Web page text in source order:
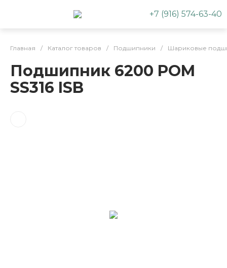
+7 (916) 574-63-40
Главная / Каталог товаров / Подшипники / Шариковые
Подшипник 6200 POM
SS316 ISB